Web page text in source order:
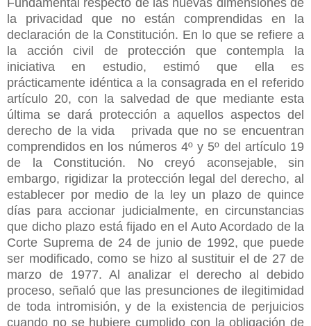
la privacidad que no están comprendidas en la
declaración de la Constitución. En lo que se refiere a
la acción civil de protección que contempla la
iniciativa en estudio, estimó que ella es
prácticamente idéntica a la consagrada en el referido
artículo 20, con la salvedad de que mediante esta
última se dará protección a aquellos aspectos del
derecho de la vida privada que no se encuentran
comprendidos en los números 4º y 5º del artículo 19
de la Constitución. No creyó aconsejable, sin
embargo, rigidizar la protección legal del derecho, al
establecer por medio de la ley un plazo de quince
días para accionar judicialmente, en circunstancias
que dicho plazo está fijado en el Auto Acordado de la
Corte Suprema de 24 de junio de 1992, que puede
ser modificado, como se hizo al sustituir el de 27 de
marzo de 1977. Al analizar el derecho al debido
proceso, señaló que las presunciones de ilegitimidad
de toda intromisión, y de la existencia de perjuicios
cuando no se hubiere cumplido con la obligación de